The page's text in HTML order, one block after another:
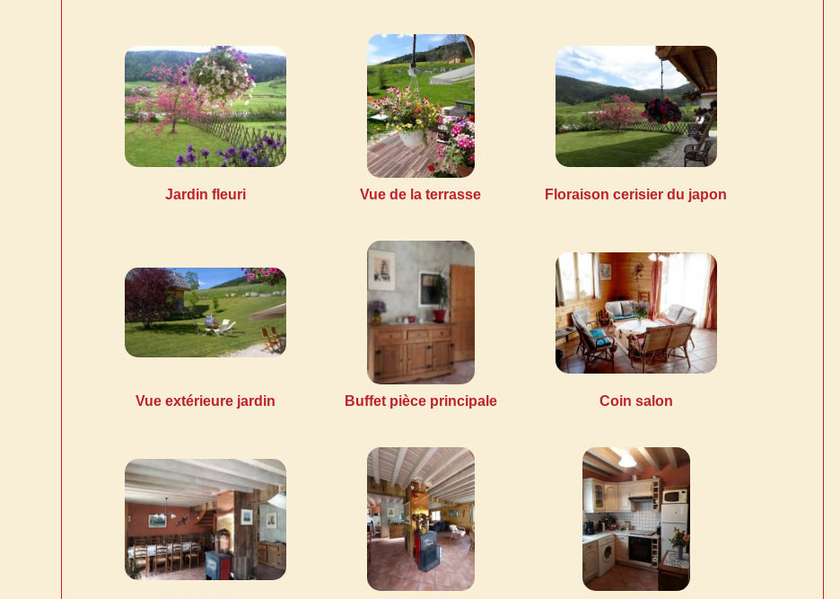
Jardin fleuri Vue de la terrasse Floraison cerisier du japon
Vue extérieure jardin Buffet pièce principale Coin salon